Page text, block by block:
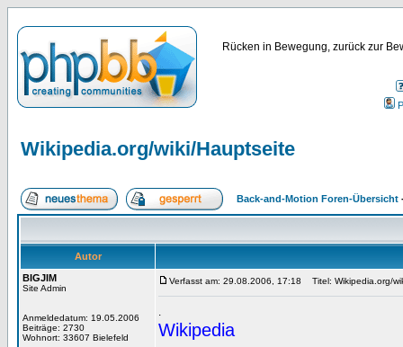
Rücken in Bewegung, zurück zur
Wikipedia.org/wiki/Hauptseite
Back-and-Motion Foren-Übersicht
Autor
BIGJIM
Site Admin
Anmeldedatum: 19.05.2006
Beiträge: 2730
Wohnort: 33607 Bielefeld
Verfasst am: 29.08.2006, 17:18 Titel: Wikipedia.org/
.
Wikipedia